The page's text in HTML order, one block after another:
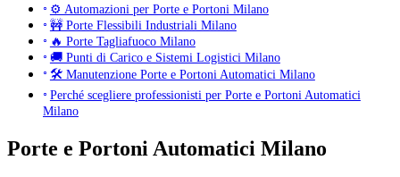
⚙️ Automazioni per Porte e Portoni Milano
🚧 Porte Flessibili Industriali Milano
🔥 Porte Tagliafuoco Milano
🚚 Punti di Carico e Sistemi Logistici Milano
🛠 Manutenzione Porte e Portoni Automatici Milano
Perché scegliere professionisti per Porte e Portoni Automatici
Milano
Porte e Portoni Automatici Milano